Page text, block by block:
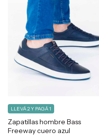
Zapatillas hombre Bass
Freeway cuero azul
LLEVÁ 2 Y PAGÁ 1